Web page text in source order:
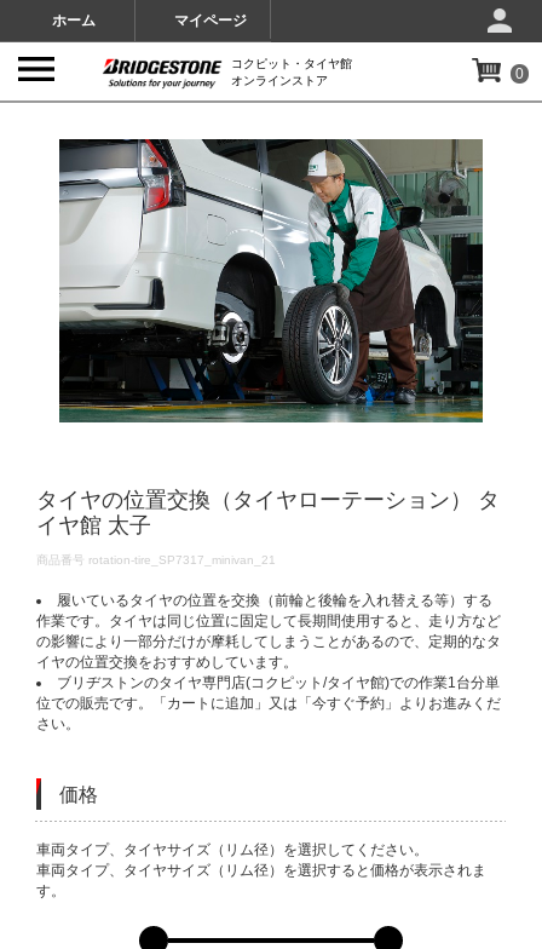
ホーム マイページ
コクピット・タイヤ館
オンラインストア
0
タイヤの位置交換（タイヤローテーション） タ
イヤ館 太子
DETAILS
商品番号 rotation-tire_SP7317_minivan_21
履いているタイヤの位置を交換（前輪と後輪を入れ替える等）する
作業です。タイヤは同じ位置に固定して長期間使用すると、走り方など
の影響により一部分だけが摩耗してしまうことがあるので、定期的なタ
イヤの位置交換をおすすめしています。
ブリヂストンのタイヤ専門店(コクピット/タイヤ館)での作業1台分単
位での販売です。「カートに追加」又は「今すぐ予約」よりお進みくだ
さい。
価格
VARIATIONS
車両タイプ、タイヤサイズ（リム径）を選択してください。
車両タイプ、タイヤサイズ（リム径）を選択すると価格が表示されま
す。